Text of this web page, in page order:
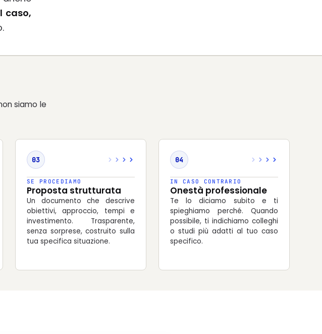
caso,
siamo le
03
SE PROCEDIAMO
Proposta strutturata
Un documento che descrive
obiettivi, approccio, tempi e
investimento. Trasparente,
senza sorprese, costruito sulla
tua specifica situazione.
04
IN CASO CONTRARIO
Onestà professionale
Te lo diciamo subito e ti
spieghiamo perché. Quando
possibile, ti indichiamo colleghi
o studi più adatti al tuo caso
specifico.